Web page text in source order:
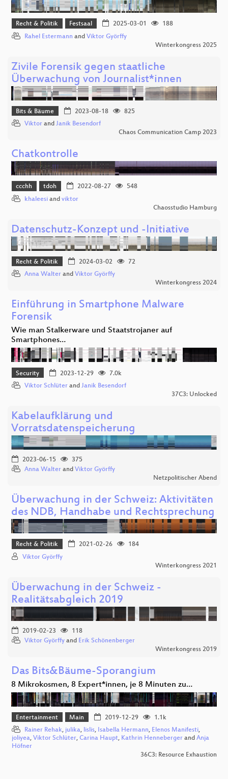
Recht & Politik Festsaal 2025-03-01
188
Rahel Estermann and Viktor Györffy
Winterkongress 2025
Zivile Forensik gegen staatliche
Überwachung von Journalist*innen
Bits & Bäume 2023-08-18
825
Viktor and Janik Besendorf
Chaos Communication Camp 2023
Chatkontrolle
ccchh tdoh 2022-08-27
548
khaleesi and viktor
Chaosstudio Hamburg
Datenschutz-Konzept und -Initiative
Recht & Politik 2024-03-02
72
Anna Walter and Viktor Györffy
Winterkongress 2024
Einführung in Smartphone Malware
Forensik
Wie man Stalkerware und Staatstrojaner auf
Smartphones…
Security 2023-12-29
7.0k
Viktor Schlüter and Janik Besendorf
37C3: Unlocked
Kabelaufklärung und
Vorratsdatenspeicherung
2023-06-15
375
Anna Walter and Viktor Györffy
Netzpolitischer Abend
Überwachung in der Schweiz: Aktivitäten
des NDB, Handhabe und Rechtsprechung
Recht & Politik 2021-02-26
184
Viktor Györffy
Winterkongress 2021
Überwachung in der Schweiz -
Realitätsabgleich 2019
2019-02-23
118
Viktor Györffy and Erik Schönenberger
Winterkongress 2019
Das Bits&Bäume-Sporangium
8 Mikrokosmen, 8 Expert*innen, je 8 Minuten zu…
Entertainment Main 2019-12-29
1.1k
Rainer Rehak, julika, lislis, Isabella Hermann, Elenos Manifesti,
joliyea, Viktor Schlüter, Carina Haupt, Kathrin Henneberger and Anja
Höfner
36C3: Resource Exhaustion